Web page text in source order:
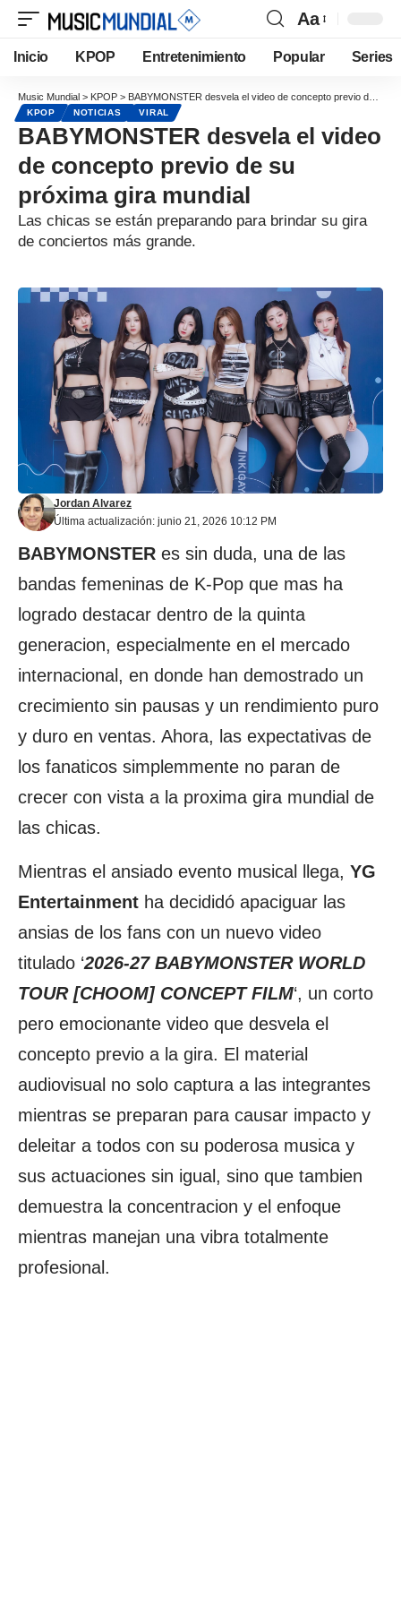
Aa
Inicio KPOP Entretenimiento Popular Series
Music Mundial > KPOP > BABYMONSTER desvela el video de concepto previo de su próxima gira mundial
KPOP NOTICIAS VIRAL
BABYMONSTER desvela el video
de concepto previo de su
próxima gira mundial
Las chicas se están preparando para brindar su gira
de conciertos más grande.
Última actualización: junio 21, 2026 10:12 PM
Jordan Alvarez
BABYMONSTER es sin duda, una de las
bandas femeninas de K-Pop que mas ha
logrado destacar dentro de la quinta
generacion, especialmente en el mercado
internacional, en donde han demostrado un
crecimiento sin pausas y un rendimiento puro
y duro en ventas. Ahora, las expectativas de
los fanaticos simplemmente no paran de
crecer con vista a la proxima gira mundial de
las chicas.
Mientras el ansiado evento musical llega, YG
Entertainment ha decididó apaciguar las
ansias de los fans con un nuevo video
titulado ‘2026-27 BABYMONSTER WORLD
TOUR [CHOOM] CONCEPT FILM‘, un corto
pero emocionante video que desvela el
concepto previo a la gira. El material
audiovisual no solo captura a las integrantes
mientras se preparan para causar impacto y
deleitar a todos con su poderosa musica y
sus actuaciones sin igual, sino que tambien
demuestra la concentracion y el enfoque
mientras manejan una vibra totalmente
profesional.